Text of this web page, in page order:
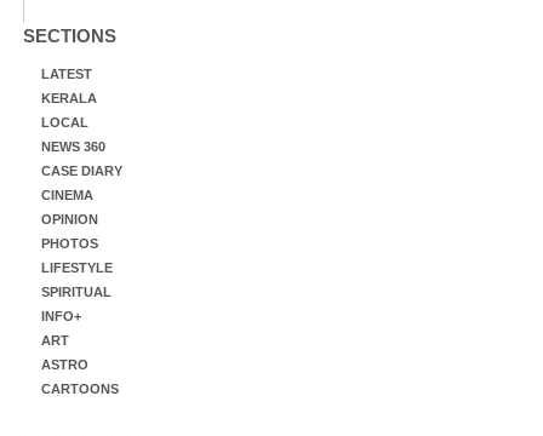
SECTIONS
LATEST
KERALA
LOCAL
NEWS 360
CASE DIARY
CINEMA
OPINION
PHOTOS
LIFESTYLE
SPIRITUAL
INFO+
ART
ASTRO
CARTOONS